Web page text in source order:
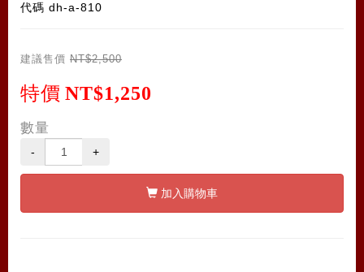
代碼 dh-a-810
建議售價 NT$2,500
特價 NT$1,250
數量
- +
加入購物車